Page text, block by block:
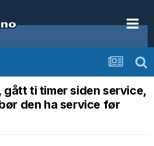
ti timer siden service,
den ha service før